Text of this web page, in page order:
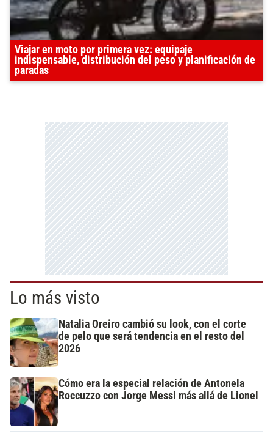
Viajar en moto por primera vez: equipaje
indispensable, distribución del peso y planificación de
paradas
Lo más visto
Natalia Oreiro cambió su look, con el corte
de pelo que será tendencia en el resto del
2026
Cómo era la especial relación de Antonela
Roccuzzo con Jorge Messi más allá de Lionel